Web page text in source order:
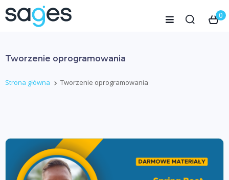
0
Tworzenie oprogramowania
Strona główna Tworzenie oprogramowania